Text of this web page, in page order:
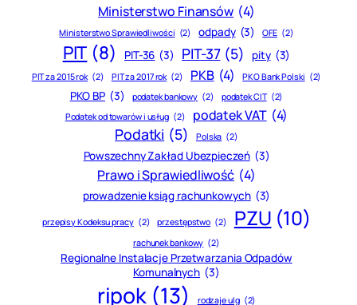
Ministerstwo Finansów (4)
Ministerstwo Sprawiedliwości (2) odpady (3) OFE (2)
PIT (8) PIT-36 (3) PIT-37 (5) pity (3)
PIT za 2015 rok (2) PIT za 2017 rok (2) PKB (4) PKO Bank Polski (2)
PKO BP (3) podatek bankowy (2) podatek CIT (2)
Podatek od towarów i usług (2) podatek VAT (4)
Podatki (5) Polska (2)
Powszechny Zakład Ubezpieczeń (3)
Prawo i Sprawiedliwość (4)
prowadzenie ksiąg rachunkowych (3)
przepisy Kodeksu pracy (2) przestępstwo (2) PZU (10)
rachunek bankowy (2)
Regionalne Instalacje Przetwarzania Odpadów
Komunalnych (3)
ripok (13) rodzaje ulg (2)